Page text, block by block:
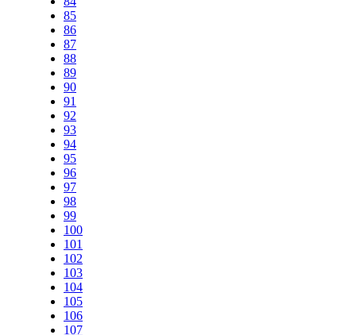
85
86
87
88
89
90
91
92
93
94
95
96
97
98
99
100
101
102
103
104
105
106
107